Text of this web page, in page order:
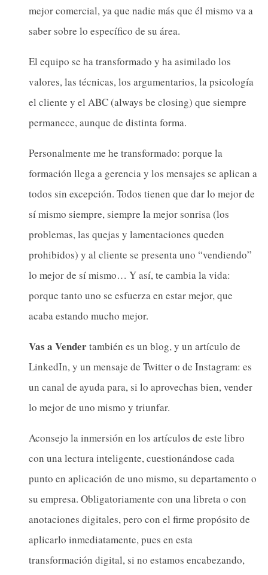
mejor comercial, ya que nadie más que él mismo va a
saber sobre lo específico de su área.
El equipo se ha transformado y ha asimilado los
valores, las técnicas, los argumentarios, la psicología
el cliente y el ABC (always be closing) que siempre
permanece, aunque de distinta forma.
Personalmente me he transformado: porque la
formación llega a gerencia y los mensajes se aplican a
todos sin excepción. Todos tienen que dar lo mejor de
sí mismo siempre, siempre la mejor sonrisa (los
problemas, las quejas y lamentaciones queden
prohibidos) y al cliente se presenta uno “vendiendo”
lo mejor de sí mismo… Y así, te cambia la vida:
porque tanto uno se esfuerza en estar mejor, que
acaba estando mucho mejor.
Vas a Vendertambién es un blog, y un artículo de
LinkedIn, y un mensaje de Twitter o de Instagram: es
un canal de ayuda para, si lo aprovechas bien, vender
lo mejor de uno mismo y triunfar.
Aconsejo la inmersión en los artículos de este libro
con una lectura inteligente, cuestionándose cada
punto en aplicación de uno mismo, su departamento o
su empresa. Obligatoriamente con una libreta o con
anotaciones digitales, pero con el firme propósito de
aplicarlo inmediatamente, pues en esta
transformación digital, si no estamos encabezando,